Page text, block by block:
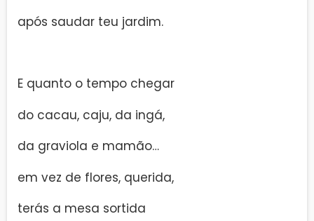
após saudar teu jardim.
E quanto o tempo chegar
do cacau, caju, da ingá,
da graviola e mamão…
em vez de flores, querida,
terás a mesa sortida